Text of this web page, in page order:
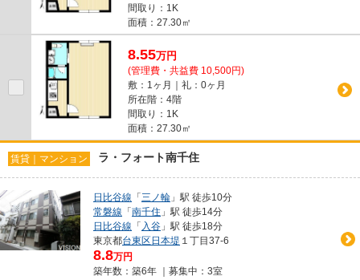
間取り：1K
面積：27.30㎡
8.55万円
(管理費・共益費 10,500円)
敷：1ヶ月｜礼：0ヶ月
所在階：4階
間取り：1K
面積：27.30㎡
賃貸｜マンション ラ・フォート南千住
日比谷線 「三ノ輪 」駅 徒歩10分
常磐線 「南千住 」駅 徒歩14分
日比谷線 「 入谷 」駅 徒歩18分
東京都台東区日本堤 １丁目37-6
8.8万円
築年数：築6年 ｜募集中： 3室